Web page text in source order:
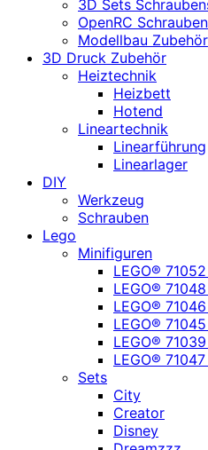
3D Sets
OpenRC
Modellbau Zubehör
3D Druck Zubehör
Heiztechnik
Heizbett
Hotend
Lineartechnik
Linearführung
Linearlager
DIY
Werkzeug
Schrauben
Lego
Minifiguren
LEGO®
LEGO®
LEGO®
LEGO®
LEGO®
LEGO®
Sets
City
Creator
Disney